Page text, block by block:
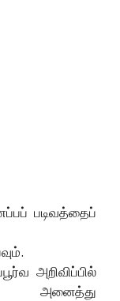
படிவத்தைப்
அறிவிப்பில்
அனைத்து